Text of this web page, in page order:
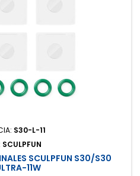
S30-L-11
SCULPFUN
SCULPFUN S30/S30
11W